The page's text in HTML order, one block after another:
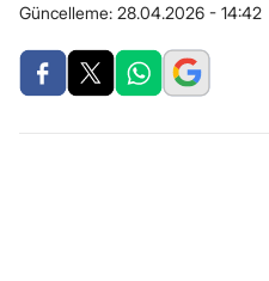
Güncelleme: 28.04.2026 - 14:42